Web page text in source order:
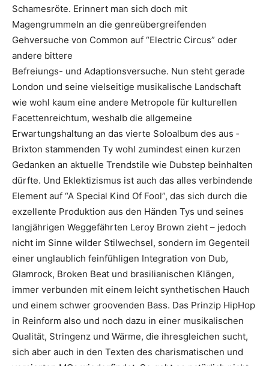
Schamesröte. Erinnert man sich doch mit
Magengrummeln an die genreübergreifenden
Gehversuche von Common auf ­“Electric Circus” oder
andere bittere
Befreiungs- und Adaptionsversuche. Nun steht gerade
London und seine vielseitige musikalische Landschaft
wie wohl kaum eine andere Metropole für kulturellen
Facettenreichtum, weshalb die allgemeine
Erwartungshaltung an das vierte Soloalbum des aus ­
Brixton stammenden Ty wohl ­zumindest einen kurzen
Gedanken an aktuelle Trendstile wie Dubstep beinhalten
dürfte. Und Eklektizismus ist auch das alles verbindende
Element auf “A Special Kind Of Fool”, das sich durch die
exzellente Produktion aus den Händen Tys und seines
langjährigen Weggefährten Leroy Brown zieht – jedoch
nicht im Sinne wilder Stilwechsel, sondern im Gegenteil
einer unglaublich feinfühligen Integration von Dub,
Glamrock, Broken Beat und brasilianischen Klängen,
immer verbunden mit einem leicht synthetischen Hauch
und einem schwer groovenden Bass. Das Prinzip HipHop
in Reinform also und noch dazu in einer musikalischen
Qualität, Stringenz und Wärme, die ihresgleichen sucht,
sich aber auch in den Texten des ­charismatischen und